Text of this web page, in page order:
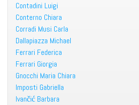
Contadini Luigi
Conterno Chiara
Corradi Musi Carla
Dallapiazza Michael
Ferrari Federica
Ferrari Giorgia
Gnocchi Maria Chiara
Imposti Gabriella
Ivančić Barbara